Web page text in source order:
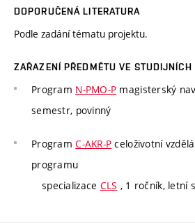
DOPORUČENÁ LITERATURA
Podle zadání tématu projektu.
ZAŘAZENÍ PŘEDMĚTU VE STUDIJNÍCH
Program N-PMO-P magisterský
semestr, povinný
ProgramC-AKR-P celoživotní
programu
specializace CLS , 1 ročník, letní